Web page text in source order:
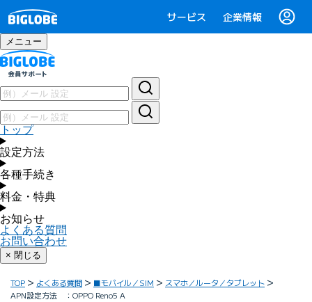
サービス 企業情報
メニュー
トップ
設定方法
各種手続き
料金・特典
お知らせ
よくある質問
お問い合わせ
× 閉じる
TOP よくある質問 ■モバイル／SIM
スマホ／ルータ／タブレット
APN設定方法 ：OPPO Reno5 A